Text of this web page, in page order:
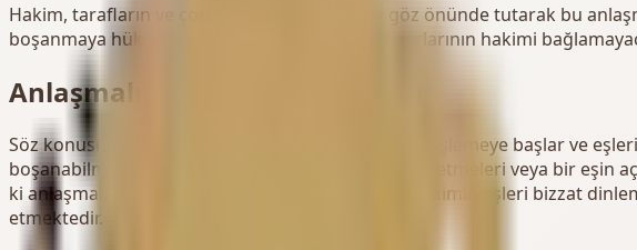
Hakim, tarafların ve çocukların menfaatlerini göz önünde tutarak bu
boşanmaya hükmolunur. Bu halde tarafların ikrarlarının hakimi
Anlaşmalı Boşanmanın Şartları
Söz konusu bir yıllık süre evlilik tarihinden itibaren işlemeye başlar ve
boşanabilmesi için eşlerin boşanmayı birlikte talep etmeleri veya bir eşin
ki anlaşmalı boşanmanın gerçekleşebilmesi için hakimin eşleri bizzat
etmektedir.